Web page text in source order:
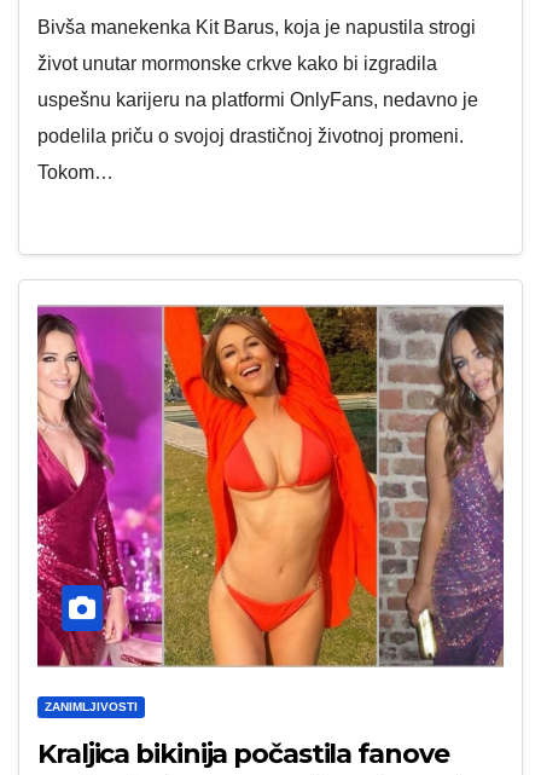
Bivša manekenka Kit Barus, koja je napustila strogi
život unutar mormonske crkve kako bi izgradila
uspešnu karijeru na platformi OnlyFans, nedavno je
podelila priču o svojoj drastičnoj životnoj promeni.
Tokom…
ZANIMLJIVOSTI
Kraljica bikinija počastila fanove